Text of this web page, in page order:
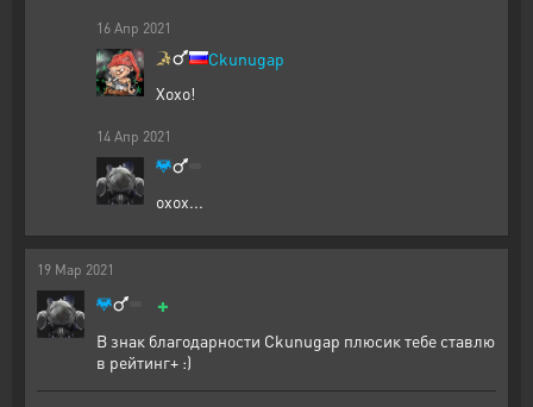
16 Апр 2021
Ckunugap
Хохо!
14 Апр 2021
охох...
19 Мар 2021
+
В знак благодарности Ckunugap плюсик тебе ставлю
в рейтинг+ :)